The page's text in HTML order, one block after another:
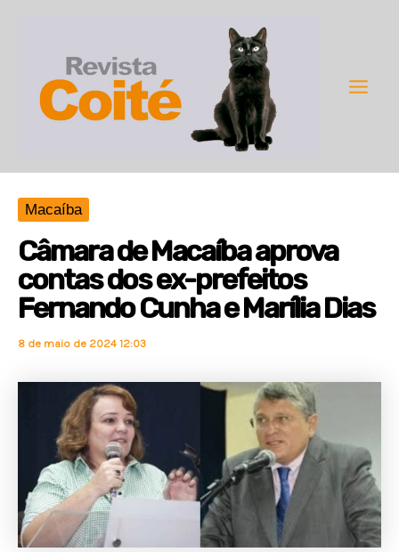
conteúdo
Macaíba
Câmara de Macaíba aprova
contas dos ex-prefeitos
Fernando Cunha e Marília Dias
8 de maio de 2024 12:03